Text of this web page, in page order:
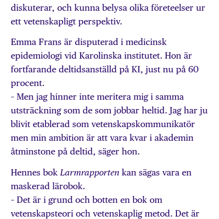
diskuterar, och kunna belysa olika företeelser ur
ett vetenskapligt perspektiv.
Emma Frans är disputerad i medicinsk
epidemiologi vid Karolinska institutet. Hon är
fortfarande deltids­anställd på KI, just nu på 60
procent.
– Men jag hinner inte meritera mig i samma
utsträckning som de som jobbar heltid. Jag har ju
blivit etablerad som vetenskapskommunikatör
men min ambition är att vara kvar i akademin
åtminstone på deltid, säger hon.
Hennes bok Larmrapporten kan sägas vara en
maskerad lärobok.
– Det är i grund och botten en bok om
vetenskapsteori och vetenskaplig metod. Det är